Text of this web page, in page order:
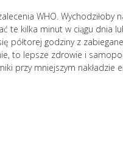
WHO. Wychodziłoby
te kilka minut w ciągu dnia
półtorej godziny z
to lepsze zdrowie i
przy mniejszym nakładzie